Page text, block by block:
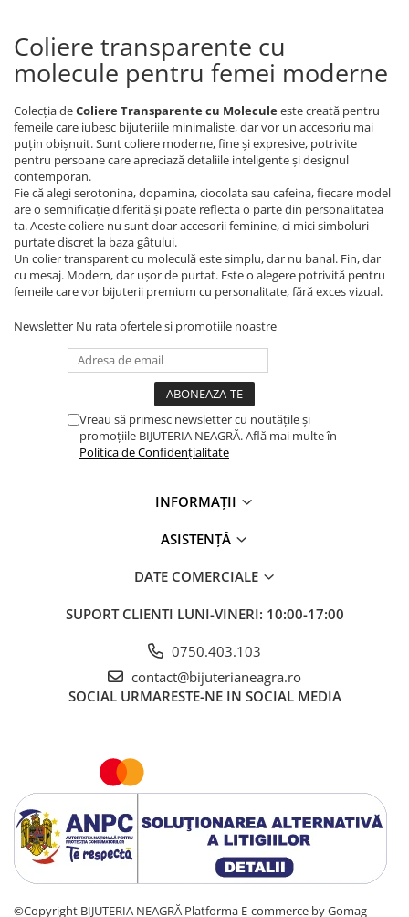
Coliere transparente cu
molecule pentru femei moderne
Colecția deColiere Transparente cu Moleculeeste creată pentru
femeile care iubesc bijuteriile minimaliste, dar vor un accesoriu mai
puțin obișnuit. Sunt coliere moderne, fine și expresive, potrivite
pentru persoane care apreciază detaliile inteligente și designul
contemporan.
Fie că alegi serotonina, dopamina, ciocolata sau cafeina, fiecare model
are o semnificație diferită și poate reflecta o parte din personalitatea
ta. Aceste coliere nu sunt doar accesorii feminine, ci mici simboluri
purtate discret la baza gâtului.
Un colier transparent cu moleculă este simplu, dar nu banal. Fin, dar
cu mesaj. Modern, dar ușor de purtat. Este o alegere potrivită pentru
femeile care vor bijuterii premium cu personalitate, fără exces vizual.
Newsletter Nu rata ofertele si promotiile noastre
Vreau să primesc newsletter cu noutățile și
promoțiile BIJUTERIA NEAGRĂ. Află mai multe în
Politica de Confidențialitate
INFORMAȚII
ASISTENȚĂ
DATE COMERCIALE
SUPORT CLIENTI LUNI-VINERI: 10:00-17:00
0750.403.103
contact@bijuterianeagra.ro
SOCIAL URMARESTE-NE IN SOCIAL MEDIA
©Copyright BIJUTERIA NEAGRĂ Platforma E-commerce by Gomag